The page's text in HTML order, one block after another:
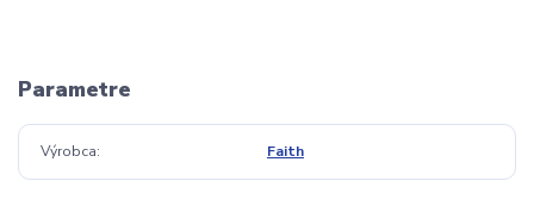
Parametre
Výrobca Faith